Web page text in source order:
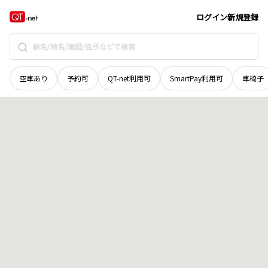
ログイン新規登録
空車あり 予約可 QT-net利用可 SmartPay利用可 車椅子
島根県